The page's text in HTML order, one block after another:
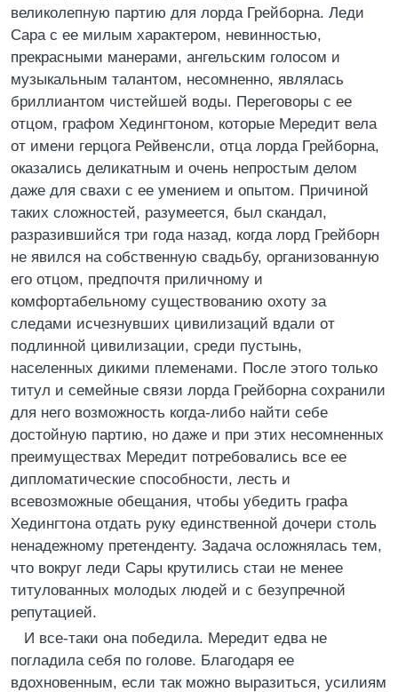
великолепную партию для лорда Грейборна. Леди
Сара с ее милым характером, невинностью,
прекрасными манерами, ангельским голосом и
музыкальным талантом, несомненно, являлась
бриллиантом чистейшей воды. Переговоры с ее
отцом, графом Хедингтоном, которые Мередит вела
от имени герцога Рейвенсли, отца лорда Грейборна,
оказались деликатным и очень непростым делом
даже для свахи с ее умением и опытом. Причиной
таких сложностей, разумеется, был скандал,
разразившийся три года назад, когда лорд Грейборн
не явился на собственную свадьбу, организованную
его отцом, предпочтя приличному и
комфортабельному существованию охоту за
следами исчезнувших цивилизаций вдали от
подлинной цивилизации, среди пустынь,
населенных дикими племенами. После этого только
титул и семейные связи лорда Грейборна сохранили
для него возможность когда-либо найти себе
достойную партию, но даже и при этих несомненных
преимуществах Мередит потребовались все ее
дипломатические способности, лесть и
всевозможные обещания, чтобы убедить графа
Хедингтона отдать руку единственной дочери столь
ненадежному претенденту. Задача осложнялась тем,
что вокруг леди Сары крутились стаи не менее
титулованных молодых людей и с безупречной
репутацией.
И все-таки она победила. Мередит едва не
погладила себя по голове. Благодаря ее
вдохновенным, если так можно выразиться, усилиям